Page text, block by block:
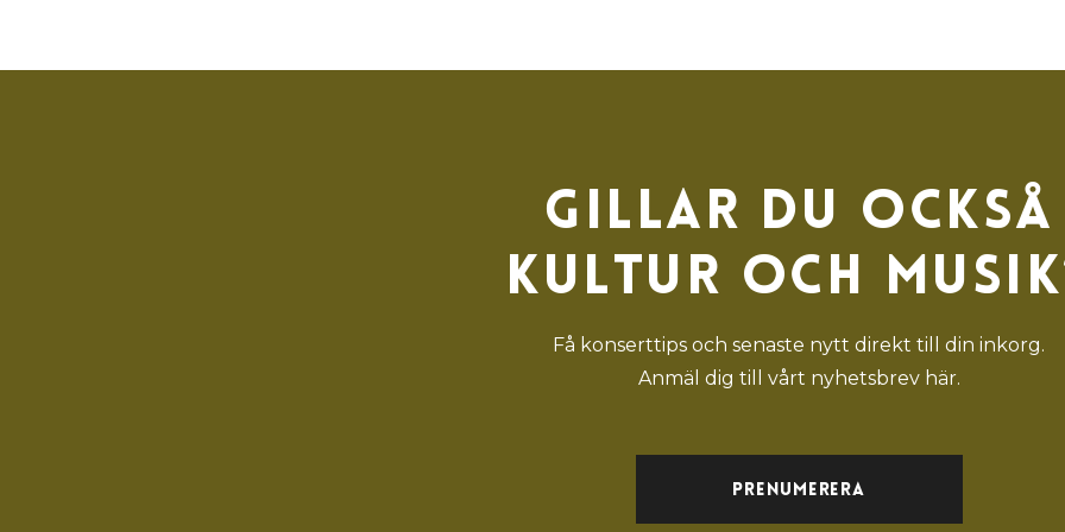
Gillar du också
kultur och
Få konserttips och senaste nytt direkt till din inkorg.
Anmäl dig till vårt nyhetsbrev här.
Prenumerera